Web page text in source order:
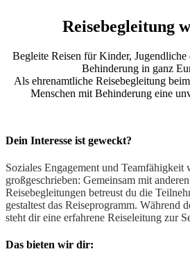
Reisebegleitung
Begleite Reisen für Kinder, Jugendliche
Behinderung in ganz
Als ehrenamtliche Reisebegleitung
Menschen mit Behinderung eine
Dein Interesse ist geweckt?
Soziales Engagement und Teamfähigkeit
großgeschrieben: Gemeinsam mit anderen
Reisebegleitungen betreust du die
gestaltest das Reiseprogramm. Während
steht dir eine erfahrene Reiseleitung zur
Das bieten wir dir: